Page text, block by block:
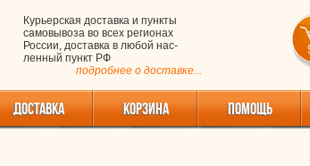
Курьерская доставка и пункты
самовывоза во всех регионах
России, доставка в любой нас-
ленный пункт РФ
подробнее о доставке...
ДОСТАВКА КОРЗИНА ПОМОЩЬ